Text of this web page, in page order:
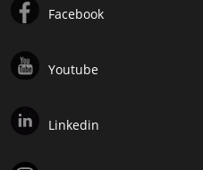
Facebook
Youtube
Linkedin